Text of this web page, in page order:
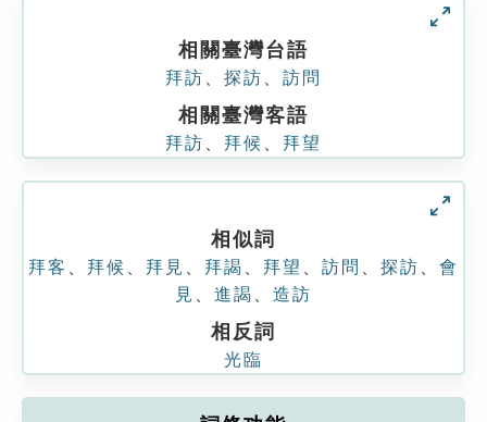
相關臺灣台語
拜訪 探訪 訪問
相關臺灣客語
拜訪 拜候 拜望
相似詞
拜客 拜候 拜見 拜謁 拜望 訪問 探訪
會
見
進謁 造訪
相反詞
光臨